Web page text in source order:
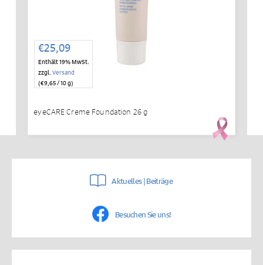
€25,09
Enthält 19% MwSt.
zzgl. Versand
(€9,65/ 10 g)
eyeCARE Creme Foundation 26 g
Aktuelles | Beiträge
Besuchen Sie uns!